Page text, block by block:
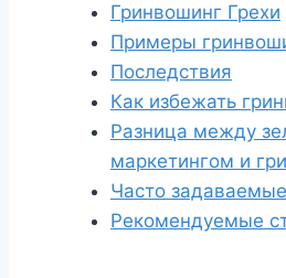
Гринвошинг Грехи
Примеры
Последствия
Как избежать
Разница между
маркетингом и
Часто
Рекомендуемые